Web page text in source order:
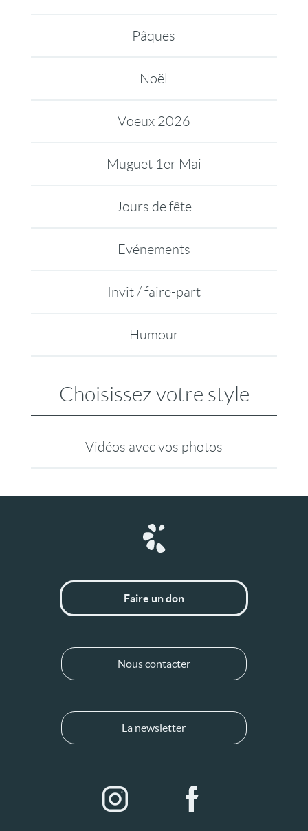
Pâques
Noël
Voeux 2026
Muguet 1er Mai
Jours de fête
Evénements
Invit / faire-part
Humour
Choisissez votre style
Vidéos avec vos photos
Faire un don
Nous contacter
La newsletter